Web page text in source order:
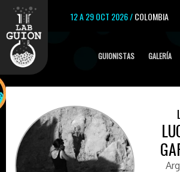
12 A 29 OCT 2026 /COLOMBIA
GUIONISTAS GALERÍA